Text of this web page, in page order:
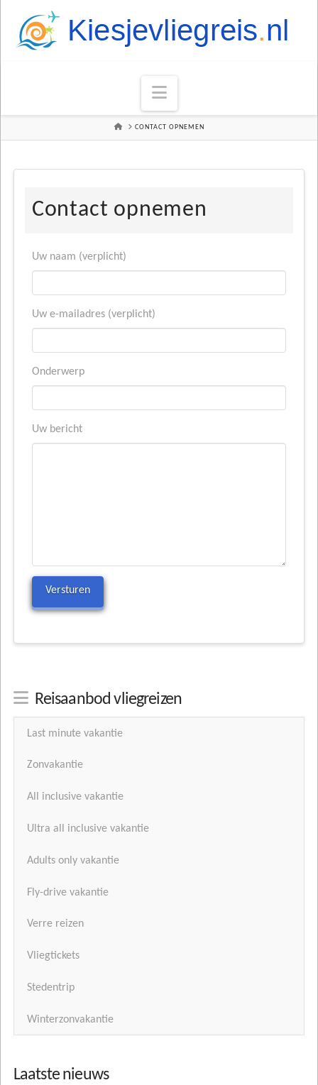
Navigation
HOMECONTACT OPNEMEN
Contact opnemen
Uw naam (verplicht)
Uw e-mailadres (verplicht)
Onderwerp
Uw bericht
Reisaanbod vliegreizen
Last minute vakantie
Zonvakantie
All inclusive vakantie
Ultra all inclusive vakantie
Adults only vakantie
Fly-drive vakantie
Verre reizen
Vliegtickets
Stedentrip
Winterzonvakantie
Laatste nieuws